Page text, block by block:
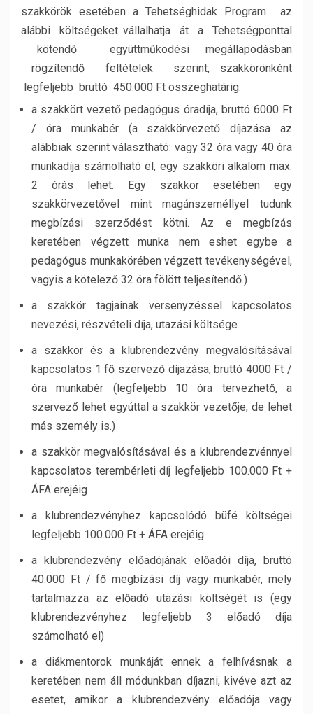
szakkörök esetében a Tehetséghidak Program az
alábbi költségeket vállalhatja át a Tehetségponttal
kötendő együttműködési megállapodásban
rögzítendő feltételek szerint, szakkörönként
legfeljebb bruttó 450.000 Ft összeghatárig:
a szakkört vezető pedagógus óradíja, bruttó 6000 Ft
/ óra munkabér (a szakkörvezető díjazása az
alábbiak szerint választható: vagy 32 óra vagy 40 óra
munkadíja számolható el, egy szakköri alkalom max.
2 órás lehet. Egy szakkör esetében egy
szakkörvezetővel mint magánszeméllyel tudunk
megbízási szerződést kötni. Az e megbízás
keretében végzett munka nem eshet egybe a
pedagógus munkakörében végzett tevékenységével,
vagyis a kötelező 32 óra fölött teljesítendő.)
a szakkör tagjainak versenyzéssel kapcsolatos
nevezési, részvételi díja, utazási költsége
a szakkör és a klubrendezvény megvalósításával
kapcsolatos 1 fő szervező díjazása, bruttó 4000 Ft /
óra munkabér (legfeljebb 10 óra tervezhető, a
szervező lehet egyúttal a szakkör vezetője, de lehet
más személy is.)
a szakkör megvalósításával és a klubrendezvénnyel
kapcsolatos terembérleti díj legfeljebb 100.000 Ft +
ÁFA erejéig
a klubrendezvényhez kapcsolódó büfé költségei
legfeljebb 100.000 Ft + ÁFA erejéig
a klubrendezvény előadójának előadói díja, bruttó
40.000 Ft / fő megbízási díj vagy munkabér, mely
tartalmazza az előadó utazási költségét is (egy
klubrendezvényhez legfeljebb 3 előadó díja
számolható el)
a diákmentorok munkáját ennek a felhívásnak a
keretében nem áll módunkban díjazni, kivéve azt az
esetet, amikor a klubrendezvény előadója vagy